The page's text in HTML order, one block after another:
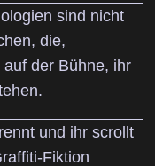
sind nicht
die,
der Bühne, ihr
und ihr scrollt
Fiktion